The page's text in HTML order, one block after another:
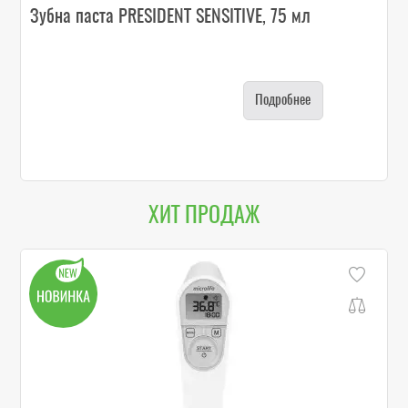
Зубна паста PRESIDENT SENSITIVE, 75 мл
Подробнее
ХИТ ПРОДАЖ